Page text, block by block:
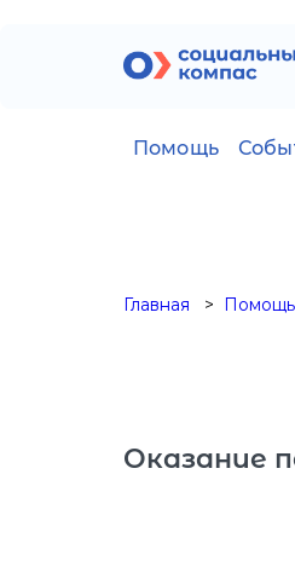
Помощь
Главная Помощь
Оказание